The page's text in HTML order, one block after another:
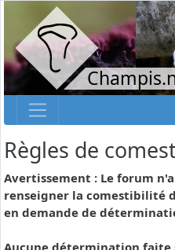
Règles de
Avertissement : Le forum
renseigner la comestibilité
en demande de